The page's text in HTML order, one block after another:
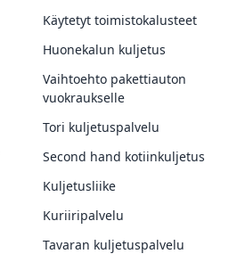
Käytetyt toimistokalusteet
Huonekalun kuljetus
Vaihtoehto pakettiauton
vuokraukselle
Tori kuljetuspalvelu
Second hand kotiinkuljetus
Kuljetusliike
Kuriiripalvelu
Tavaran kuljetuspalvelu